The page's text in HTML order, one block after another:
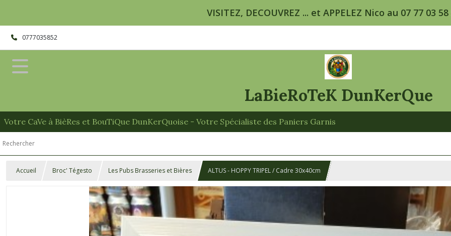
VISITEZ, DECOUVREZ ... et APPELEZ Nico au 07 77 03 58
0777035852
LaBieRoTeK DunKerQue
Votre CaVe à BièRes et BouTiQue DunKerQuoise - Votre Spécialiste des Paniers Garnis
Accueil Broc' Tégesto Les Pubs Brasseries et Bières ALTUS - HOPPY TRIPEL / Cadre 30x40cm